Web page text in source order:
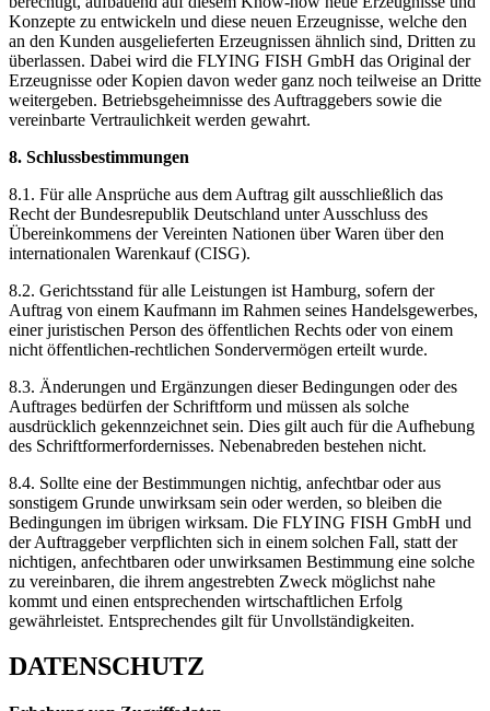
Konzepte zu entwickeln und diese neuen Erzeugnisse, welche den
an den Kunden ausgelieferten Erzeugnissen ähnlich sind, Dritten zu
überlassen. Dabei wird die FLYING FISH GmbH das Original der
Erzeugnisse oder Kopien davon weder ganz noch teilweise an Dritte
weitergeben. Betriebsgeheimnisse des Auftraggebers sowie die
vereinbarte Vertraulichkeit werden gewahrt.
8. Schlussbestimmungen
8.1. Für alle Ansprüche aus dem Auftrag gilt ausschließlich das
Recht der Bundesrepublik Deutschland unter Ausschluss des
Übereinkommens der Vereinten Nationen über Waren über den
internationalen Warenkauf (CISG).
8.2. Gerichtsstand für alle Leistungen ist Hamburg, sofern der
Auftrag von einem Kaufmann im Rahmen seines Handelsgewerbes,
einer juristischen Person des öffentlichen Rechts oder von einem
nicht öffentlichen-rechtlichen Sondervermögen erteilt wurde.
8.3. Änderungen und Ergänzungen dieser Bedingungen oder des
Auftrages bedürfen der Schriftform und müssen als solche
ausdrücklich gekennzeichnet sein. Dies gilt auch für die Aufhebung
des Schriftformerfordernisses. Nebenabreden bestehen nicht.
8.4. Sollte eine der Bestimmungen nichtig, anfechtbar oder aus
sonstigem Grunde unwirksam sein oder werden, so bleiben die
Bedingungen im übrigen wirksam. Die FLYING FISH GmbH und
der Auftraggeber verpflichten sich in einem solchen Fall, statt der
nichtigen, anfechtbaren oder unwirksamen Bestimmung eine solche
zu vereinbaren, die ihrem angestrebten Zweck möglichst nahe
kommt und einen entsprechenden wirtschaftlichen Erfolg
gewährleistet. Entsprechendes gilt für Unvollständigkeiten.
DATENSCHUTZ